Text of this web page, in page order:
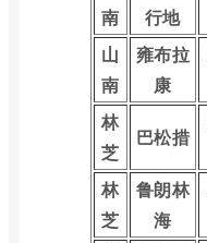
南
行地
山
南
雍布拉
康
林
芝
巴松措
林
芝
鲁朗林
海